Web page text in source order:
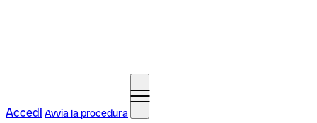
Accedi Avvia la procedura